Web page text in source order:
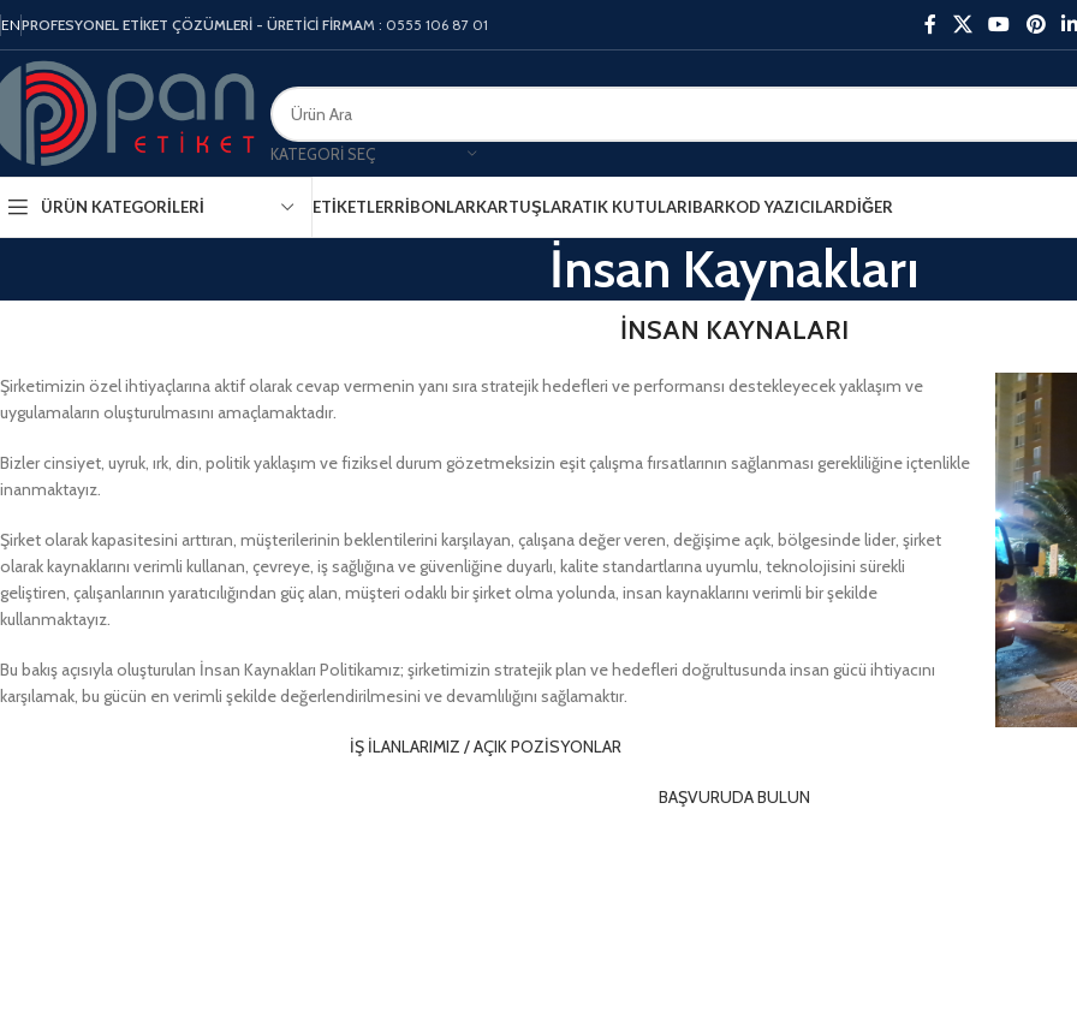
ENPROFESYONEL ETİKET ÇÖZÜMLERİ - ÜRETİCİ FİRMAM : 0555 106 87 01
KATEGORI SEÇ
ÜRÜN KATEGORILERI ETIKETLERRIBONLARKARTUŞLARATIK KUTULARIBARKOD YAZICILARDIĞER
İnsan Kaynakları
İNSAN KAYNALARI
Şirketimizin özel ihtiyaçlarına aktif olarak cevap vermenin yanı sıra stratejik hedefleri ve performansı destekleyecek yaklaşım ve
uygulamaların oluşturulmasını amaçlamaktadır.
Bizler cinsiyet, uyruk, ırk, din, politik yaklaşım ve fiziksel durum gözetmeksizin eşit çalışma fırsatlarının sağlanması gerekliliğine içtenlikle
inanmaktayız.
Şirket olarak kapasitesini arttıran, müşterilerinin beklentilerini karşılayan, çalışana değer veren, değişime açık, bölgesinde lider, şirket
olarak kaynaklarını verimli kullanan, çevreye, iş sağlığına ve güvenliğine duyarlı, kalite standartlarına uyumlu, teknolojisini sürekli
geliştiren, çalışanlarının yaratıcılığından güç alan, müşteri odaklı bir şirket olma yolunda, insan kaynaklarını verimli bir şekilde
kullanmaktayız.
Bu bakış açısıyla oluşturulan İnsan Kaynakları Politikamız; şirketimizin stratejik plan ve hedefleri doğrultusunda insan gücü ihtiyacını
karşılamak, bu gücün en verimli şekilde değerlendirilmesini ve devamlılığını sağlamaktır.
İŞ İLANLARIMIZ / AÇIK POZİSYONLAR
BAŞVURUDA BULUN